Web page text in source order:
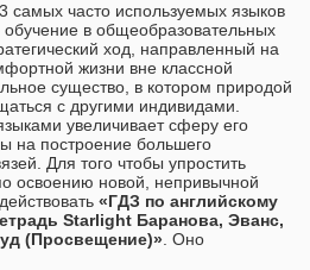
самых часто используемых языков
в общеобразовательных
ход, направленный на
жизни вне классной
существо, в котором природой
с другими индивидами.
увеличивает сферу его
на построение большего
Для того чтобы упростить
освоению новой, непривычной
«ГДЗ по английскому
Starlight Баранова, Эванс,
(Просвещение)». Оно